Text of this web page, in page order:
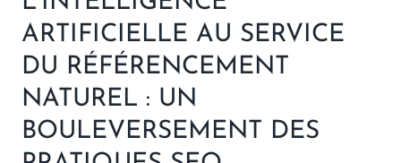
ARTIFICIELLE AU SERVICE
DU RÉFÉRENCEMENT
NATUREL : UN
BOULEVERSEMENT DES